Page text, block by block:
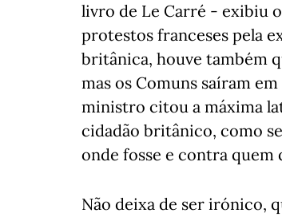
livro de Le Carré - exibiu
protestos franceses pela
britânica, houve também
mas os Comuns saíram
ministro citou a máxima
cidadão britânico, como
onde fosse e contra quem
Não deixa de ser irónico,